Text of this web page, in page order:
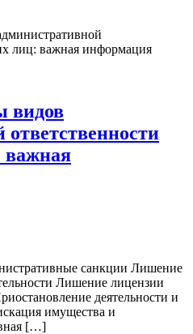
видов
важная
санкции Лишение
Лишение лицензии
деятельности и
имущества и
[…]